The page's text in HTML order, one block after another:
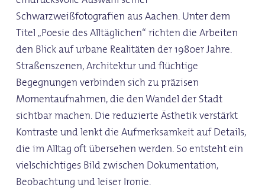
Schwarzweißfotografien aus Aachen. Unter dem
Titel „Poesie des Alltäglichen“ richten die Arbeiten
den Blick auf urbane Realitäten der 1980er Jahre.
Straßenszenen, Architektur und flüchtige
Begegnungen verbinden sich zu präzisen
Momentaufnahmen, die den Wandel der Stadt
sichtbar machen. Die reduzierte Ästhetik verstärkt
Kontraste und lenkt die Aufmerksamkeit auf Details,
die im Alltag oft übersehen werden. So entsteht ein
vielschichtiges Bild zwischen Dokumentation,
Beobachtung und leiser Ironie.